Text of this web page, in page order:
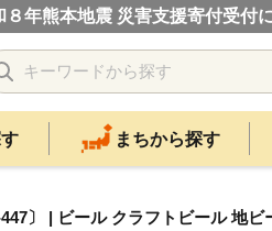
８年熊本地震 災害支援寄付受付
まちから探す
〕 | ビール クラフトビール 地